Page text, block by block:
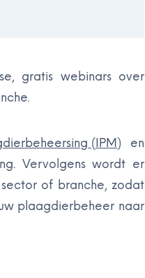
gratis webinars over
(IPM) en
Vervolgens wordt er
of branche, zodat
plaagdierbeheer naar